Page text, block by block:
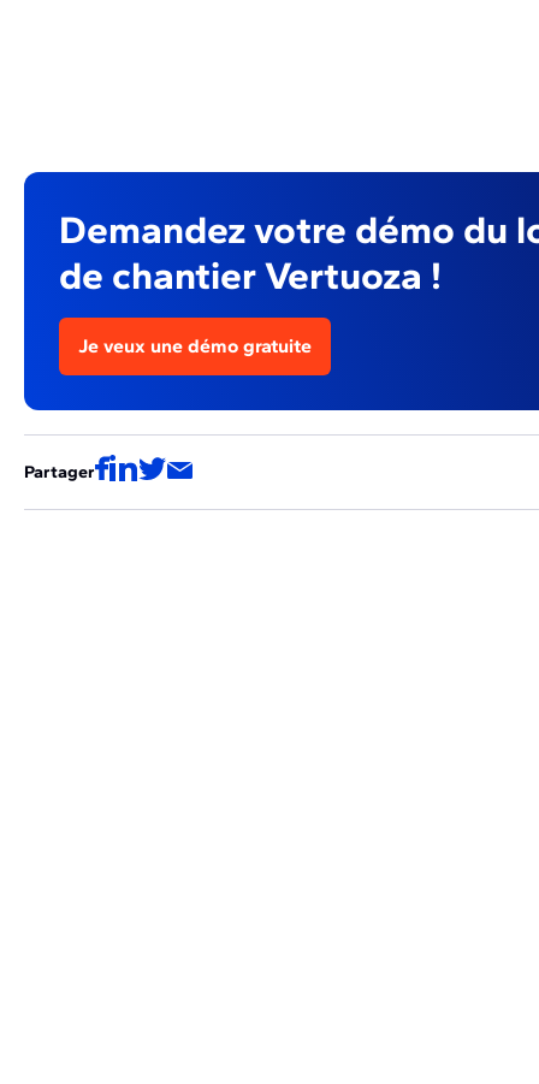
Demandez votre démo du
de chantier Vertuoza !
Je veux une démo gratuite
Partager